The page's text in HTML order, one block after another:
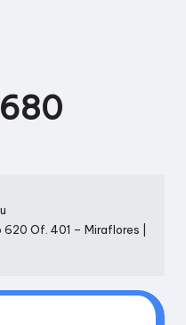
620 Of. 401 – Miraflores |